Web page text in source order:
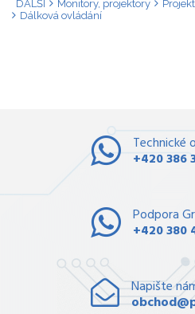
DALŠÍ Monitory, projektory
Dálková ovládání
Technické
+420 386
Podpora
+420 380
Napište